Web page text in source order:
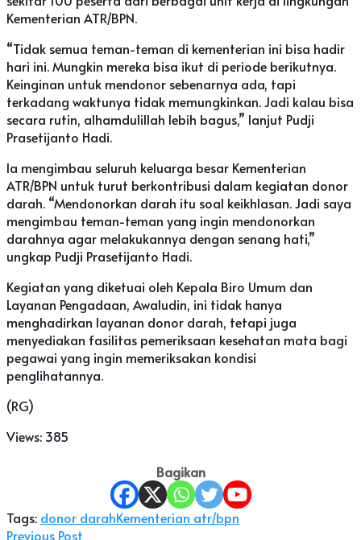
Kementerian ATR/BPN.
“Tidak semua teman-teman di kementerian ini bisa hadir
hari ini. Mungkin mereka bisa ikut di periode berikutnya.
Keinginan untuk mendonor sebenarnya ada, tapi
terkadang waktunya tidak memungkinkan. Jadi kalau bisa
secara rutin, alhamdulillah lebih bagus,” lanjut Pudji
Prasetijanto Hadi.
Ia mengimbau seluruh keluarga besar Kementerian
ATR/BPN untuk turut berkontribusi dalam kegiatan donor
darah. “Mendonorkan darah itu soal keikhlasan. Jadi saya
mengimbau teman-teman yang ingin mendonorkan
darahnya agar melakukannya dengan senang hati,”
ungkap Pudji Prasetijanto Hadi.
Kegiatan yang diketuai oleh Kepala Biro Umum dan
Layanan Pengadaan, Awaludin, ini tidak hanya
menghadirkan layanan donor darah, tetapi juga
menyediakan fasilitas pemeriksaan kesehatan mata bagi
pegawai yang ingin memeriksakan kondisi
penglihatannya.
(RG)
Views: 385
Bagikan
Tags: donor darahKementerian atr/bpn
Previous Post